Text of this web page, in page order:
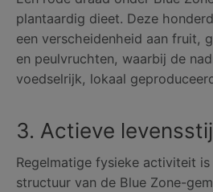
plantaardig dieet. Deze
een verscheidenheid aan fruit,
en peulvruchten, waarbij de
voedselrijk, lokaal
3. Actieve
Regelmatige fysieke activiteit
structuur van de Blue Zone-